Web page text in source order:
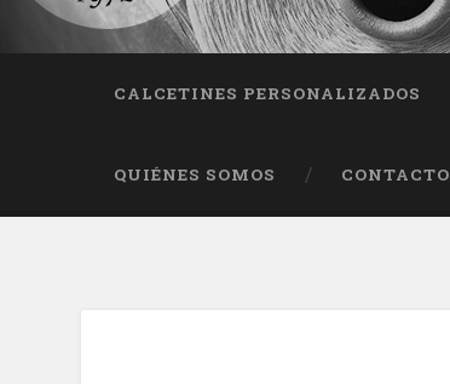
CALCETINES PERSONALIZADOS
QUIÉNES SOMOS CONTACTO